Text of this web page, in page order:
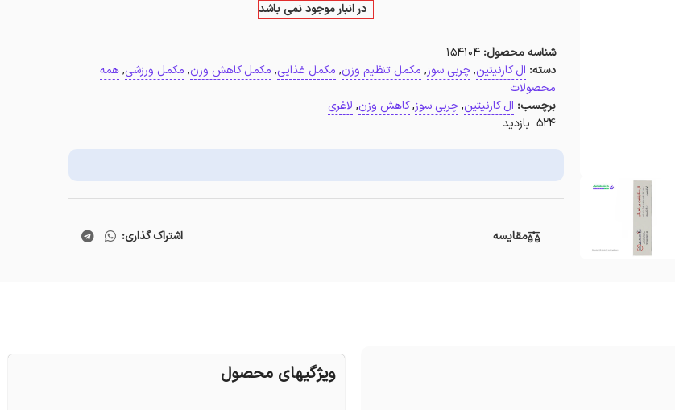
در انبار موجود نمی باشد
شناسه محصول:154104
دسته: ال کارنیتین, چربی سوز, مکمل تنظیم وزن, مکمل غذایی, مکمل کاهش وزن, مکمل ورزشی, همه
محصولات
برچسب: ال کارنیتین, چربی سوز,کاهش وزن, لاغری
524 بازدید
مقایسه اشتراک گذاری:
ویژگیهای محصول